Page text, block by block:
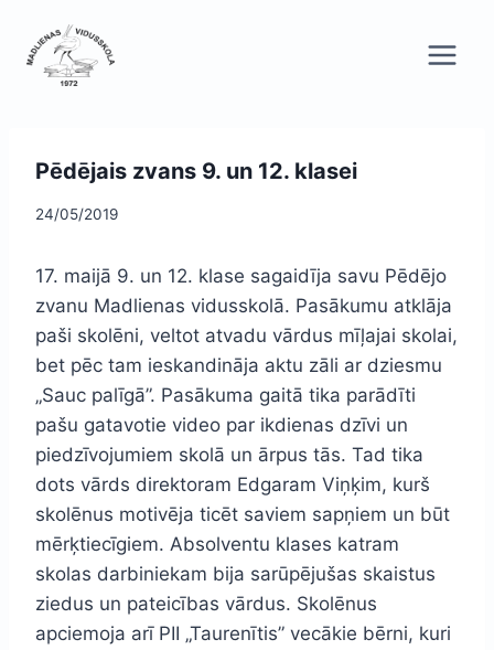
content
Pēdējais zvans 9. un 12. klasei
24/05/2019
17. maijā 9. un 12. klase sagaidīja savu Pēdējo
zvanu Madlienas vidusskolā. Pasākumu atklāja
paši skolēni, veltot atvadu vārdus mīļajai skolai,
bet pēc tam ieskandināja aktu zāli ar dziesmu
„Sauc palīgā”. Pasākuma gaitā tika parādīti
pašu gatavotie video par ikdienas dzīvi un
piedzīvojumiem skolā un ārpus tās. Tad tika
dots vārds direktoram Edgaram Viņķim, kurš
skolēnus motivēja ticēt saviem sapņiem un būt
mērķtiecīgiem. Absolventu klases katram
skolas darbiniekam bija sarūpējušas skaistus
ziedus un pateicības vārdus. Skolēnus
apciemoja arī PII „Taurenītis” vecākie bērni, kuri